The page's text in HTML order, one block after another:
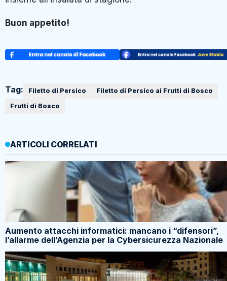
Buon appetito!
Tag: Filetto di Persico
Filetto di Persico ai Frutti di Bosco
Frutti di Bosco
ARTICOLI CORRELATI
Aumento attacchi informatici: mancano i “difensori”,
l’allarme dell’Agenzia per la Cybersicurezza Nazionale